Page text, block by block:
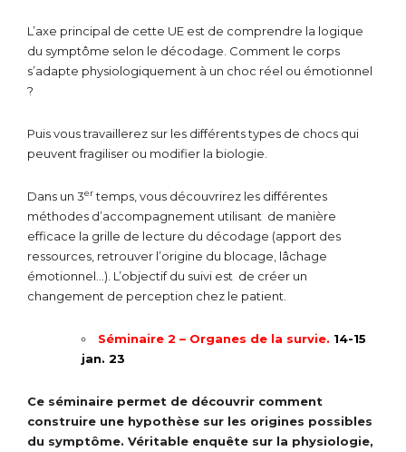
L’axe principal de cette UE est de comprendre la logique
du symptôme selon le décodage. Comment le corps
s’adapte physiologiquement à un choc réel ou émotionnel
?
Puis vous travaillerez sur les différents types de chocs qui
peuvent fragiliser ou modifier la biologie.
Dans un 3ertemps, vous découvrirez les différentes
méthodes d’accompagnement utilisant de manière
efficace la grille de lecture du décodage (apport des
ressources, retrouver l’origine du blocage, lâchage
émotionnel…). L’objectif du suivi est de créer un
changement de perception chez le patient.
Séminaire 2 – Organes de la survie. 14-15
jan. 23
Ce séminaire permet de découvrir comment
construire une hypothèse sur les origines possibles
du symptôme. Véritable enquête sur la physiologie,